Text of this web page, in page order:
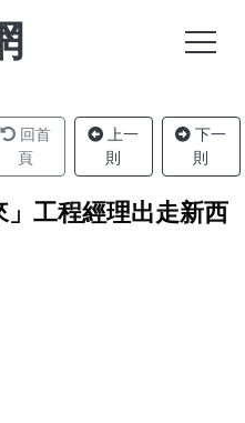
回首
頁
上一
則
下一
則
」工程經理出走新西